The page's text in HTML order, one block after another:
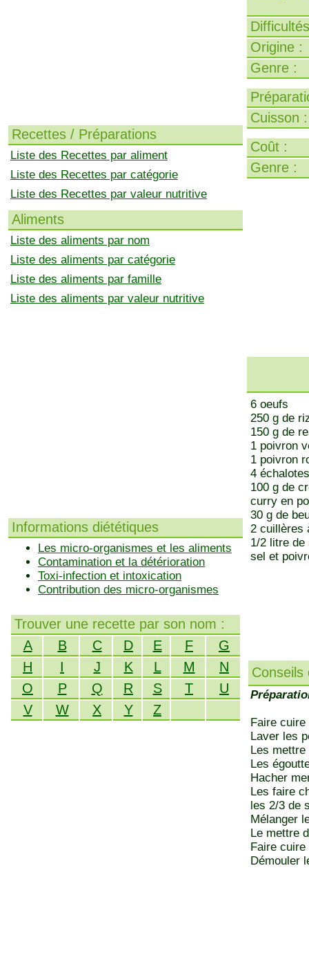
Recettes / Préparations
Liste des Recettes par aliment
Liste des Recettes par catégorie
Liste des Recettes par valeur nutritive
Aliments
Liste des aliments par nom
Liste des aliments par catégorie
Liste des aliments par famille
Liste des aliments par valeur nutritive
Informations diététiques
Les micro-organismes et les aliments
Contamination et la détérioration
Toxi-infection et intoxication
Contribution des micro-organismes
Trouver une recette par son nom :
A
B C D E F
G
H
I J K L M
N
O
P Q R S T
U
V
W X Y Z
Difficultés
Origine :
Genre :
Cuisson :
Coût :
Genre :
6 oeufs
250 g de
150 g de
1 poivron
1 poivron
4 échalotes
100 g de
curry en
30 g de
2 cuillères
1/2 litre de
sel et
Conseils
Faire
Laver les
Les
Les
Hacher
Les faire
les 2/3 de
Mélanger
Le mettre
Faire
Démouler